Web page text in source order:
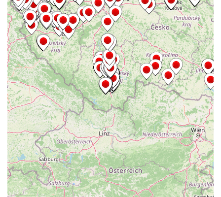
Socha Rosomák v ZOO Hluboká
Socha Beruška v ZOO Hluboká
Socha Vážka v ZOO Hluboká
Socha Volavka v ZOO Hluboká
Flamingo trůn v ZOO Hluboká
Lavička Kůň Převalského v ZOO Hluboká
Lysá nad Labem, barokní město Šporkovo
Socha Opičákovník v ZOO Hluboká
Socha Roháč v ZOO Hluboká
Socha Mystik v ZOO Hluboká
Reliéf Rodina a práce na budově záložny
čp. 69/1 v Českých Budějovicích
Socha Jana Valeria Jirsíka u Černé věže v